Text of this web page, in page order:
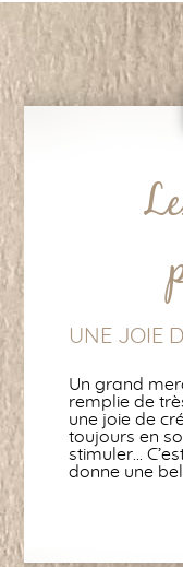
UNE JOIE
Un grand
remplie de
une joie de
toujours en
stimuler…
donne une